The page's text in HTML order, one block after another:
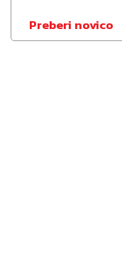
Preberi novico